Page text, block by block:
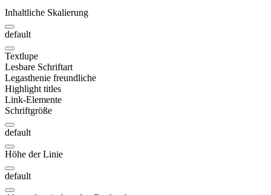
Inhaltliche Skalierung
default
Textlupe
Lesbare Schriftart
Legasthenie freundliche
Highlight titles
Link-Elemente
Schriftgröße
default
Höhe der Linie
default